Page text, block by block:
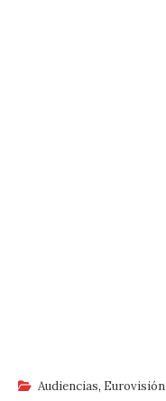
Audiencias, Eurovisión